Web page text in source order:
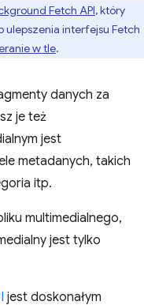
Fetch API, który
interfejsu Fetch
w tle.
danych za
je też
jest
metadanych, takich
itp.
multimedialnego,
jest tylko
jest doskonałym